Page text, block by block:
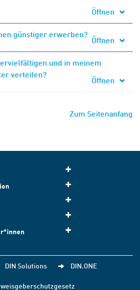
Öffnen
günstiger erwerben?
Öffnen
und in meinem
verteilen?
Öffnen
Zum Seitenanfang
DIN Solutions DIN.ONE